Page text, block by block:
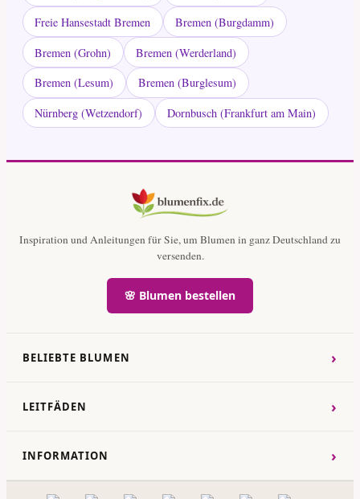
Freie Hansestadt Bremen
Bremen (Burgdamm)
Bremen (Grohn)
Bremen (Werderland)
Bremen (Lesum)
Bremen (Burglesum)
Nürnberg (Wetzendorf)
Dornbusch (Frankfurt am Main)
Inspiration und Anleitungen für Sie, um Blumen in ganz Deutschland zu
versenden.
🌸 Blumen bestellen
BELIEBTE BLUMEN ›
LEITFÄDEN ›
INFORMATION ›